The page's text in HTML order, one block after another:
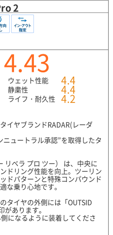
2
4.43
ウェット性能 4.4
静粛性 4.4
ライフ・耐久性 4.2
イヤブランドRADAR(レーダ
ュートラル承認”を取得したタ
ベラ プロ ツー） は、中央に
ドリング性能を向上。ツーリン
ドパターンと特殊コンパウンド
な乗り心地です。
タイヤの外側には「OUTSID
があります。
になるように装着してくださ